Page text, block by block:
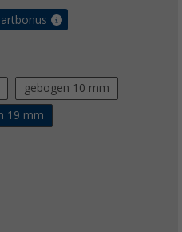
gebogen 10 mm
19 mm